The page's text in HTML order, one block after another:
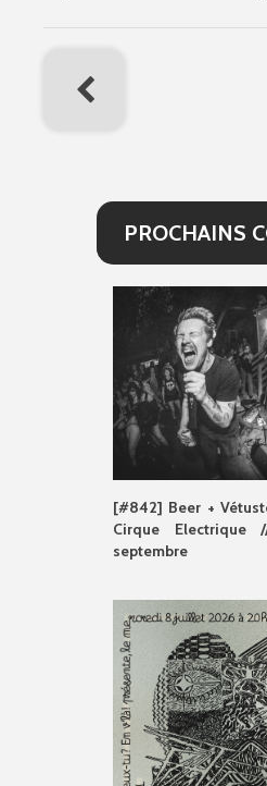
PROCHAINS
[#842] Beer +
Cirque Electrique
septembre